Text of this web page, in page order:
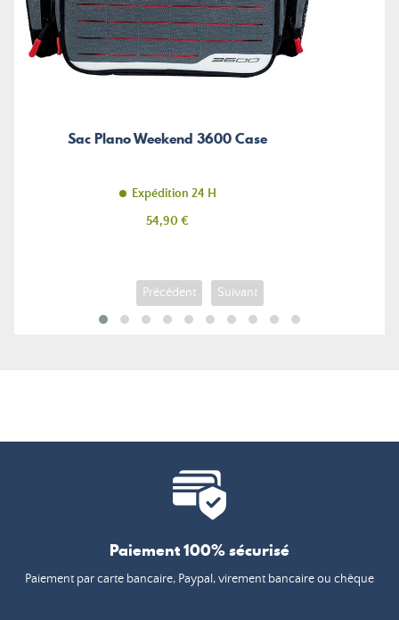
Sac Plano Weekend 3600 Case
Expédition 24 H
Prix
54,90 €
Précédent Suivant
Paiement 100% sécurisé
Paiement par carte bancaire, Paypal, virement bancaire ou chèque